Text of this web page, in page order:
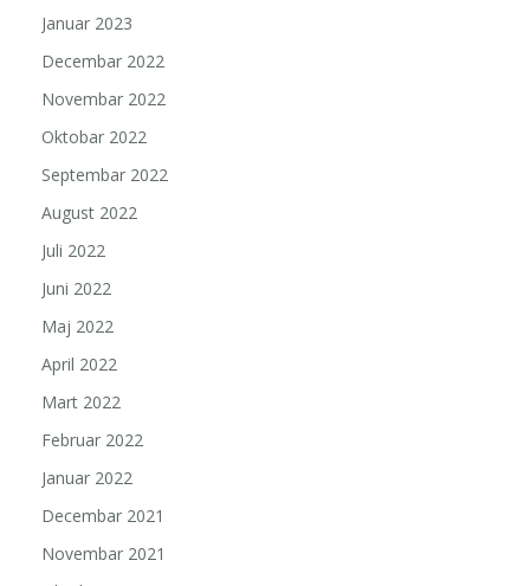
Januar 2023
Decembar 2022
Novembar 2022
Oktobar 2022
Septembar 2022
August 2022
Juli 2022
Juni 2022
Maj 2022
April 2022
Mart 2022
Februar 2022
Januar 2022
Decembar 2021
Novembar 2021